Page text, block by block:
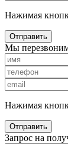
Нажимая
Отправить
Мы
Нажимая
Отправить
Запрос на